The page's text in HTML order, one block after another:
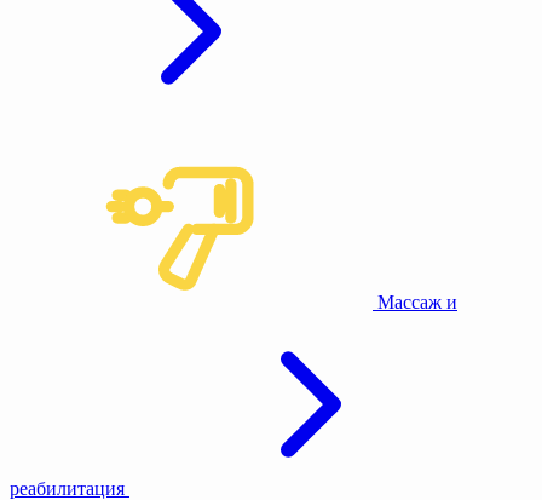
Массаж и
реабилитация